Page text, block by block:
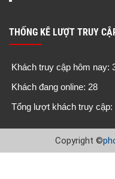
THỐNG KÊ LƯỢT TRUY
Khách truy cập hôm nay:
Khách đang online: 28
Tổng lượt khách truy cập:
Copyright ©